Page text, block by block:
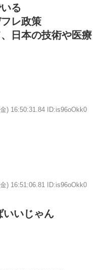
る
レ政策
日本の技術や医療
) 16:50:31.84 ID:is96oOkk0
) 16:51:06.81 ID:is96oOkk0
いいじゃん